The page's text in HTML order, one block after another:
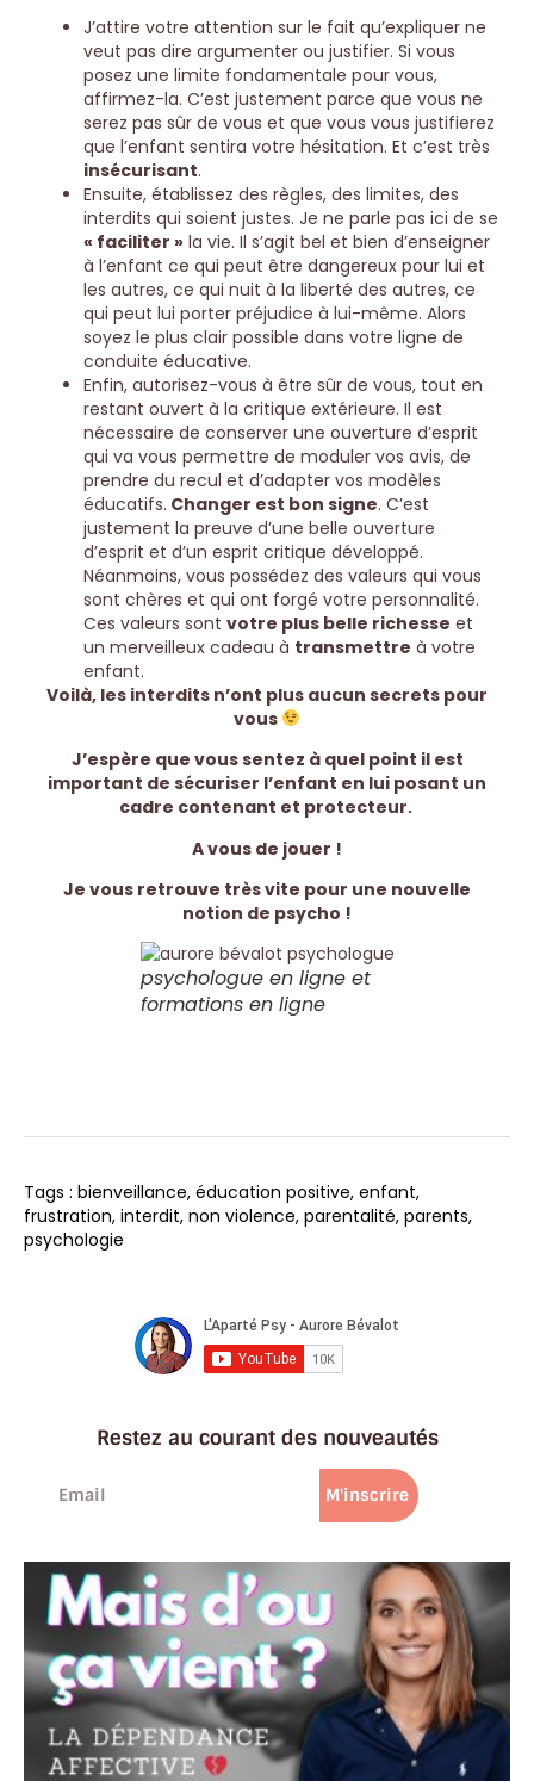
J’attire votre attention sur le fait qu’expliquer ne
veut pas dire argumenter ou justifier. Si vous
posez une limite fondamentale pour vous,
affirmez-la. C’est justement parce que vous ne
serez pas sûr de vous et que vous vous justifierez
que l’enfant sentira votre hésitation. Et c’est très
insécurisant.
Ensuite, établissez des règles, des limites, des
interdits qui soient justes. Je ne parle pas ici de se
« faciliter » la vie. Il s’agit bel et bien d’enseigner
à l’enfant ce qui peut être dangereux pour lui et
les autres, ce qui nuit à la liberté des autres, ce
qui peut lui porter préjudice à lui-même. Alors
soyez le plus clair possible dans votre ligne de
conduite éducative.
Enfin, autorisez-vous à être sûr de vous, tout en
restant ouvert à la critique extérieure. Il est
nécessaire de conserver une ouverture d’esprit
qui va vous permettre de moduler vos avis, de
prendre du recul et d’adapter vos modèles
éducatifs. Changer est bon signe. C’est
justement la preuve d’une belle ouverture
d’esprit et d’un esprit critique développé.
Néanmoins, vous possédez des valeurs qui vous
sont chères et qui ont forgé votre personnalité.
Ces valeurs sont votre plus belle richesse et
un merveilleux cadeau à transmettre à votre
enfant.
Voilà, les interdits n’ont plus aucun secrets pour
vous
J’espère que vous sentez à quel point il est
important de sécuriser l’enfant en lui posant un
cadre contenant et protecteur.
A vous de jouer !
Je vous retrouve très vite pour une nouvelle
notion de psycho !
psychologue en ligne et
formations en ligne
Tags : bienveillance, éducation positive, enfant,
frustration, interdit, non violence, parentalité, parents,
psychologie
Restez au courant des nouveautés
M'inscrire